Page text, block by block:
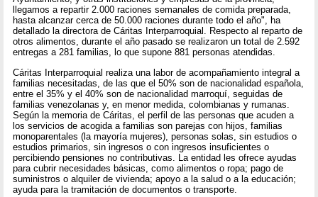
llegamos a repartir 2.000 raciones semanales de comida preparada,
hasta alcanzar cerca de 50.000 raciones durante todo el año", ha
detallado la directora de Cáritas Interparroquial. Respecto al reparto de
otros alimentos, durante el año pasado se realizaron un total de 2.592
entregas a 281 familias, lo que supone 881 personas atendidas.
Cáritas Interparroquial realiza una labor de acompañamiento integral a
familias necesitadas, de las que el 50% son de nacionalidad española,
entre el 35% y el 40% son de nacionalidad marroquí, seguidas de
familias venezolanas y, en menor medida, colombianas y rumanas.
Según la memoria de Cáritas, el perfil de las personas que acuden a
los servicios de acogida a familias son parejas con hijos, familias
monoparentales (la mayoría mujeres), personas solas, sin estudios o
estudios primarios, sin ingresos o con ingresos insuficientes o
percibiendo pensiones no contributivas. La entidad les ofrece ayudas
para cubrir necesidades básicas, como alimentos o ropa; pago de
suministros o alquiler de vivienda; apoyo a la salud o a la educación;
ayuda para la tramitación de documentos o transporte.